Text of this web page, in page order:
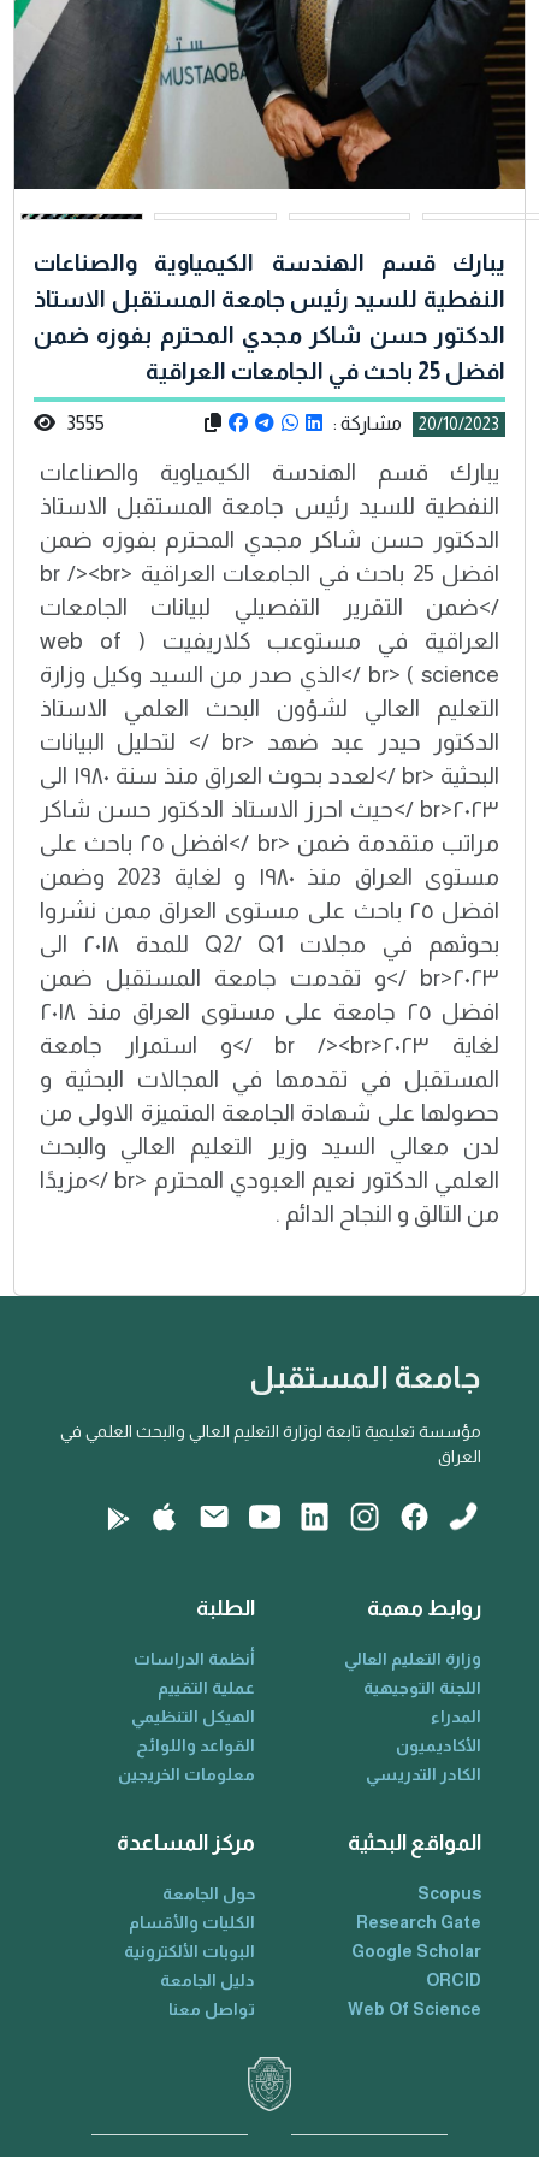
يبارك قسم الهندسة الكيمياوية والصناعات
النفطية للسيد رئيس جامعة المستقبل الاستاذ
الدكتور حسن شاكر مجدي المحترم بفوزه ضمن
افضل 25 باحث في الجامعات العراقية
20/10/2023 مشاركة : 3555
يبارك قسم الهندسة الكيمياوية والصناعات
النفطية للسيد رئيس جامعة المستقبل الاستاذ
الدكتور حسن شاكر مجدي المحترم بفوزه ضمن
افضل 25 باحث في الجامعات العراقية <br /><br
/>ضمن التقرير التفصيلي لبيانات الجامعات
العراقية في مستوعب كلاريفيت ( web of
science ) <br />الذي صدر من السيد وكيل وزارة
التعليم العالي لشؤون البحث العلمي الاستاذ
الدكتور حيدر عبد ضهد <br /> لتحليل البيانات
البحثية <br />لعدد بحوث العراق منذ سنة ١٩٨٠ الى
٢٠٢٣<br />حيث احرز الاستاذ الدكتور حسن شاكر
مراتب متقدمة ضمن <br />افضل ٢٥ باحث على
مستوى العراق منذ ١٩٨٠ و لغاية 2023 وضمن
افضل ٢٥ باحث على مستوى العراق ممن نشروا
بحوثهم في مجلات Q2/ Q1 للمدة ٢٠١٨ الى
٢٠٢٣<br />و تقدمت جامعة المستقبل ضمن
افضل ٢٥ جامعة على مستوى العراق منذ ٢٠١٨
لغاية ٢٠٢٣<br /><br />و استمرار جامعة
المستقبل في تقدمها في المجالات البحثية و
حصولها على شهادة الجامعة المتميزة الاولى من
لدن معالي السيد وزير التعليم العالي والبحث
العلمي الدكتور نعيم العبودي المحترم <br />مزيدًا
من التالق و النجاح الدائم .
جامعة المستقبل
مؤسسة تعليمية تابعة لوزارة التعليم العالي والبحث العلمي في
العراق
روابط مهمة
وزارة التعليم العالي
اللجنة التوجيهية
المدراء
الأكاديميون
الكادر التدريسي
الطلبة
أنظمة الدراسات
عملية التقييم
الهيكل التنظيمي
القواعد واللوائح
معلومات الخريجين
المواقع البحثية
Scopus
Research Gate
Google Scholar
ORCID
Web Of Science
مركز المساعدة
حول الجامعة
الكليات والأقسام
البوبات الألكترونية
دليل الجامعة
تواصل معنا